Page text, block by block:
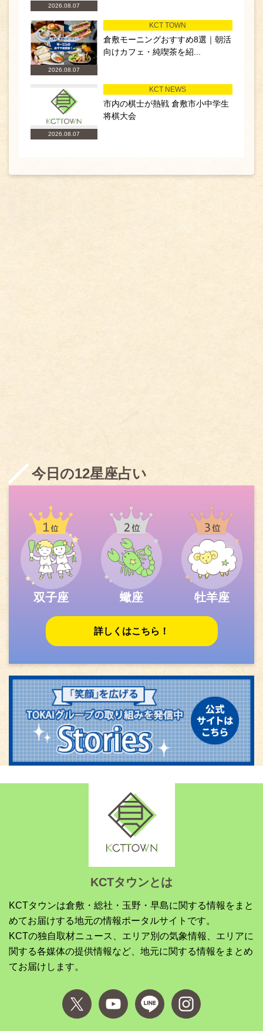
2026.08.07
2026.08.07
KCT TOWN
倉敷モーニングおすすめ8選｜朝活
向けカフェ・純喫茶を紹...
2026.08.07
KCT NEWS
市内の棋士が熱戦 倉敷市小中学生
将棋大会
今日の12星座占い
双子座 蠍座 牡羊座
詳しくはこちら！
KCTタウンとは
KCTタウンは倉敷・総社・玉野・早島に関する情報をまと
めてお届けする地元の情報ポータルサイトです。
KCTの独自取材ニュース、エリア別の気象情報、エリアに
関する各媒体の提供情報など、地元に関する情報をまとめ
てお届けします。